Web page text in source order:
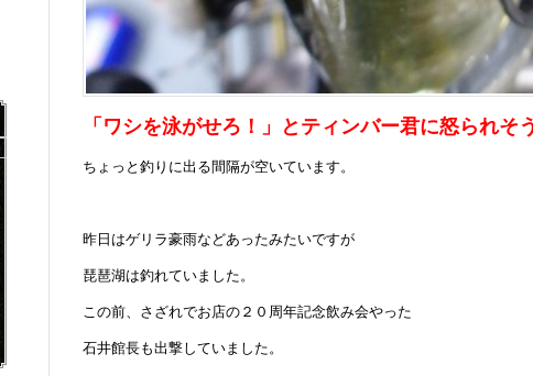
「ワシを泳がせろ！」とティンバー君に怒られそ
ちょっと釣りに出る間隔が空いています。
昨日はゲリラ豪雨などあったみたいですが
琵琶湖は釣れていました。
この前、さざれでお店の２０周年記念飲み会やった
石井館長も出撃していました。